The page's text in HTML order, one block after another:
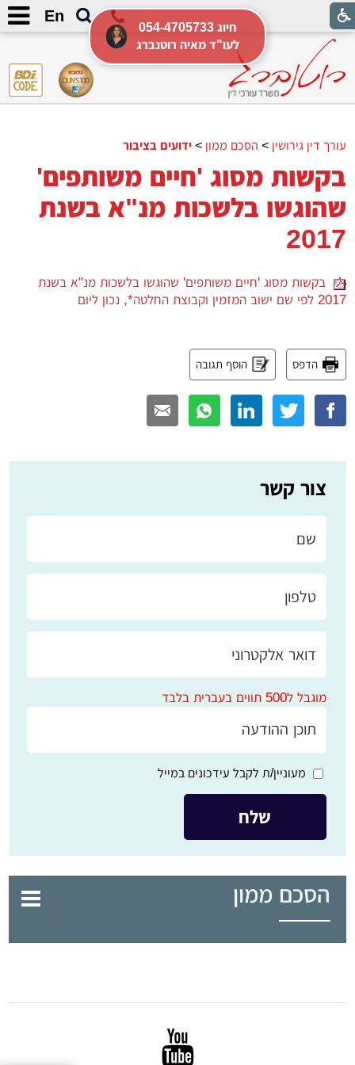
En
צור קשר
מוגבל ל500 תווים בעברית בלבד
מעוניין/ת לקבל עידכונים במייל
הסכם ממון
עורך דין גירושין > הסכם ממון >ידועים בציבור
בקשות מסוג 'חיים משותפים'
שהוגשו בלשכות מנ"א בשנת
2017
בקשות מסוג 'חיים משותפים' שהוגשו בלשכות מנ"א בשנת
2017 לפי שם ישוב המזמין וקבוצת החלטה*, נכון ליום
הדפס הוסף תגובה
054-4705733 חיוג
לעו"ד מאיה רוטנברג